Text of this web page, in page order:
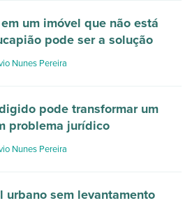
um imóvel que não está
pode ser a solução
Nunes Pereira
pode transformar um
problema jurídico
Nunes Pereira
urbano sem levantamento